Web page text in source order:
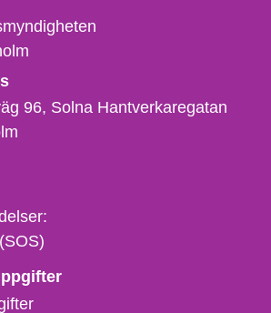
96, Solna Hantverkaregatan